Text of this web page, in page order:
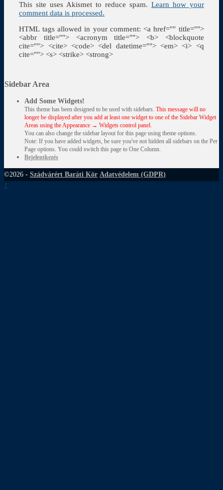
This site uses Akismet to reduce spam. Learn how your
comment data is processed.
HTML tags allowed in your comment: <a href="" title="">
<abbr title=""> <acronym title=""> <b> <blockquote
cite=""> <cite> <code> <del datetime=""> <em> <i> <q
cite=""> <s> <strike> <strong>
Sidebar Area
Add Some Widgets!
This theme has been designed to be used with sidebars. This message will no
longer be displayed after you add at least one widget to one of the Sidebar Widget
Areas using the Appearance → Widgets control panel.
You can also change the sidebar layout for this page using theme options.
Note: If you have added widgets, be sure you've not hidden all sidebars on the Per
Page options. You could switch this page to One Column.
Bejelentkezés
©2026 - Szádvárért Baráti Kör Adatvédelem (GDPR)
↑